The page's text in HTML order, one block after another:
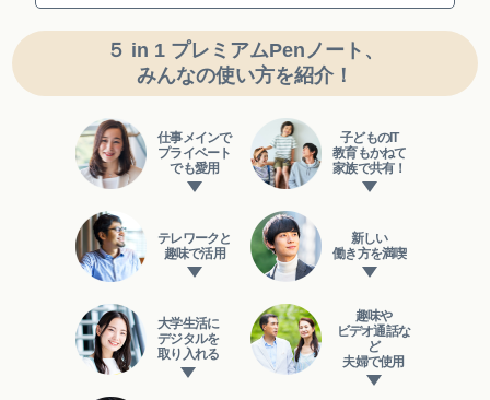
５ in 1 プレミアムPenノート、
みんなの使い方を紹介！
仕事メインで
プライベート
でも愛用
子どものIT
教育もかねて
家族で共有！
テレワークと
趣味で活用
新しい
働き方を満喫
大学生活に
デジタルを
取り入れる
趣味や
ビデオ通話な
ど
夫婦で使用